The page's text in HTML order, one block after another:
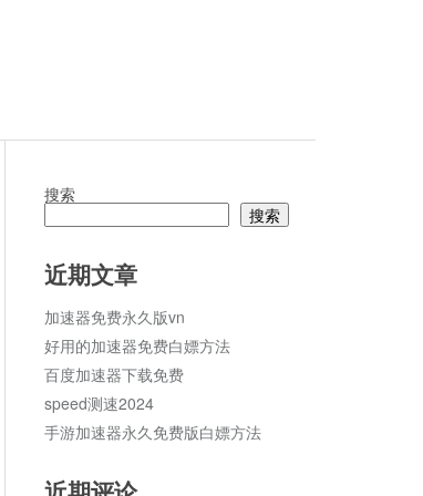
搜索
搜索
近期文章
加速器免费永久版vn
好用的加速器免费白嫖方法
百度加速器下载免费
speed测速2024
手游加速器永久免费版白嫖方法